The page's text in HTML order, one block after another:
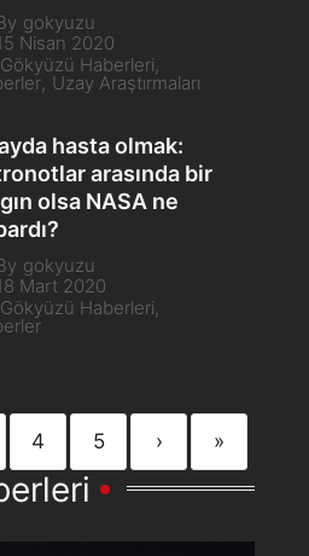
gokyuzu
Nisan 2020
Gökyüzü Haberleri
Uzay Araştırmaları
hasta olmak:
arasında bir
olsa NASA ne
gokyuzu
Mart 2020
Gökyüzü Haberleri
4 5 › »